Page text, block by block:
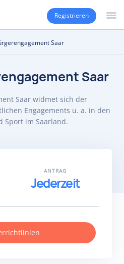
Registrieren
Saar
Saar
Saar widmet sich der
Engagements u. a. in den
Sport im Saarland.
ANTRAG
Jederzeit